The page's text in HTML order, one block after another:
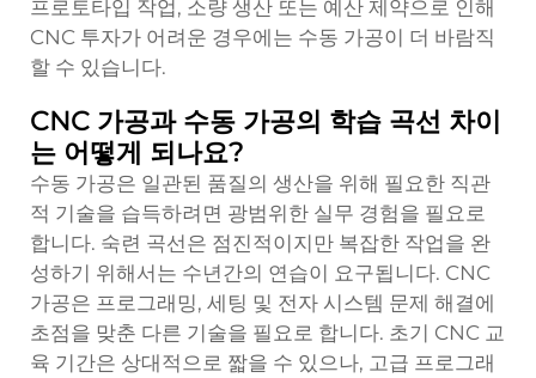
프로토타입 작업, 소량 생산 또는 예산 제약으로 인해
CNC 투자가 어려운 경우에는 수동 가공이 더 바람직
할 수 있습니다.
CNC 가공과 수동 가공의 학습 곡선 차이
는 어떻게 되나요?
수동 가공은 일관된 품질의 생산을 위해 필요한 직관
적 기술을 습득하려면 광범위한 실무 경험을 필요로
합니다. 숙련 곡선은 점진적이지만 복잡한 작업을 완
성하기 위해서는 수년간의 연습이 요구됩니다. CNC
가공은 프로그래밍, 세팅 및 전자 시스템 문제 해결에
초점을 맞춘 다른 기술을 필요로 합니다. 초기 CNC 교
육 기간은 상대적으로 짧을 수 있으나, 고급 프로그래